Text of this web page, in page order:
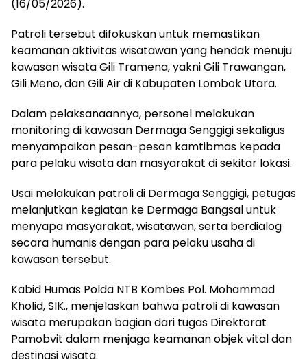
(16/05/2026).
Patroli tersebut difokuskan untuk memastikan
keamanan aktivitas wisatawan yang hendak menuju
kawasan wisata Gili Tramena, yakni Gili Trawangan,
Gili Meno, dan Gili Air di Kabupaten Lombok Utara.
Dalam pelaksanaannya, personel melakukan
monitoring di kawasan Dermaga Senggigi sekaligus
menyampaikan pesan-pesan kamtibmas kepada
para pelaku wisata dan masyarakat di sekitar lokasi.
Usai melakukan patroli di Dermaga Senggigi, petugas
melanjutkan kegiatan ke Dermaga Bangsal untuk
menyapa masyarakat, wisatawan, serta berdialog
secara humanis dengan para pelaku usaha di
kawasan tersebut.
Kabid Humas Polda NTB Kombes Pol. Mohammad
Kholid, SIK., menjelaskan bahwa patroli di kawasan
wisata merupakan bagian dari tugas Direktorat
Pamobvit dalam menjaga keamanan objek vital dan
destinasi wisata.